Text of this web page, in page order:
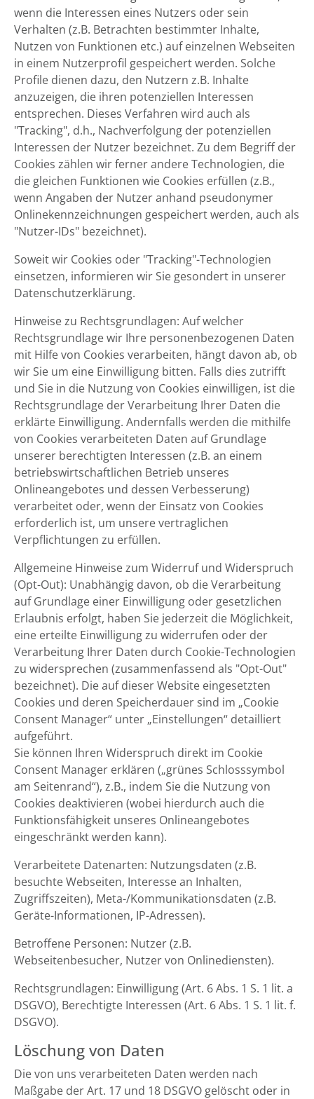
wenn die Interessen eines Nutzers oder sein
Verhalten (z.B. Betrachten bestimmter Inhalte,
Nutzen von Funktionen etc.) auf einzelnen Webseiten
in einem Nutzerprofil gespeichert werden. Solche
Profile dienen dazu, den Nutzern z.B. Inhalte
anzuzeigen, die ihren potenziellen Interessen
entsprechen. Dieses Verfahren wird auch als
"Tracking", d.h., Nachverfolgung der potenziellen
Interessen der Nutzer bezeichnet. Zu dem Begriff der
Cookies zählen wir ferner andere Technologien, die
die gleichen Funktionen wie Cookies erfüllen (z.B.,
wenn Angaben der Nutzer anhand pseudonymer
Onlinekennzeichnungen gespeichert werden, auch als
"Nutzer-IDs" bezeichnet).
Soweit wir Cookies oder "Tracking"-Technologien
einsetzen, informieren wir Sie gesondert in unserer
Datenschutzerklärung.
Hinweise zu Rechtsgrundlagen: Auf welcher
Rechtsgrundlage wir Ihre personenbezogenen Daten
mit Hilfe von Cookies verarbeiten, hängt davon ab, ob
wir Sie um eine Einwilligung bitten. Falls dies zutrifft
und Sie in die Nutzung von Cookies einwilligen, ist die
Rechtsgrundlage der Verarbeitung Ihrer Daten die
erklärte Einwilligung. Andernfalls werden die mithilfe
von Cookies verarbeiteten Daten auf Grundlage
unserer berechtigten Interessen (z.B. an einem
betriebswirtschaftlichen Betrieb unseres
Onlineangebotes und dessen Verbesserung)
verarbeitet oder, wenn der Einsatz von Cookies
erforderlich ist, um unsere vertraglichen
Verpflichtungen zu erfüllen.
Allgemeine Hinweise zum Widerruf und Widerspruch
(Opt-Out): Unabhängig davon, ob die Verarbeitung
auf Grundlage einer Einwilligung oder gesetzlichen
Erlaubnis erfolgt, haben Sie jederzeit die Möglichkeit,
eine erteilte Einwilligung zu widerrufen oder der
Verarbeitung Ihrer Daten durch Cookie-Technologien
zu widersprechen (zusammenfassend als "Opt-Out"
bezeichnet). Die auf dieser Website eingesetzten
Cookies und deren Speicherdauer sind im „Cookie
Consent Manager“ unter „Einstellungen“ detailliert
aufgeführt.
Sie können Ihren Widerspruch direkt im Cookie
Consent Manager erklären („grünes Schlosssymbol
am Seitenrand“), z.B., indem Sie die Nutzung von
Cookies deaktivieren (wobei hierdurch auch die
Funktionsfähigkeit unseres Onlineangebotes
eingeschränkt werden kann).
Verarbeitete Datenarten: Nutzungsdaten (z.B.
besuchte Webseiten, Interesse an Inhalten,
Zugriffszeiten), Meta-/Kommunikationsdaten (z.B.
Geräte-Informationen, IP-Adressen).
Betroffene Personen: Nutzer (z.B.
Webseitenbesucher, Nutzer von Onlinediensten).
Rechtsgrundlagen: Einwilligung (Art. 6 Abs. 1 S. 1 lit. a
DSGVO), Berechtigte Interessen (Art. 6 Abs. 1 S. 1 lit. f.
DSGVO).
Löschung von Daten
Die von uns verarbeiteten Daten werden nach
Maßgabe der Art. 17 und 18 DSGVO gelöscht oder in